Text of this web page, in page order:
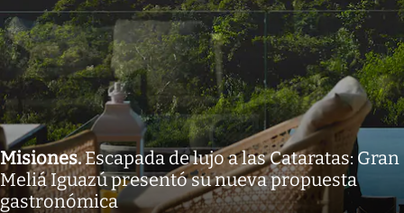
Misiones.Escapada de lujo a las Cataratas: Gran
Meliá Iguazú presentó su nueva propuesta
gastronómica